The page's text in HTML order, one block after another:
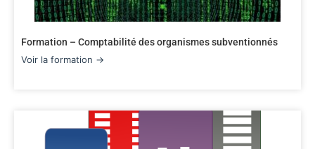
Formation – Comptabilité des organismes subventionnés
Voir la formation →